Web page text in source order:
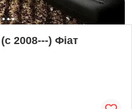
2008---) Фіат